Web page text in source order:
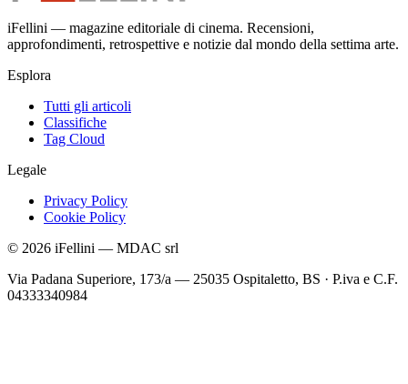
iFellini — magazine editoriale di cinema. Recensioni,
approfondimenti, retrospettive e notizie dal mondo della settima arte.
Esplora
Tutti gli articoli
Classifiche
Tag Cloud
Legale
Privacy Policy
Cookie Policy
© 2026 iFellini — MDAC srl
Via Padana Superiore, 173/a — 25035 Ospitaletto, BS · P.iva e C.F.
04333340984